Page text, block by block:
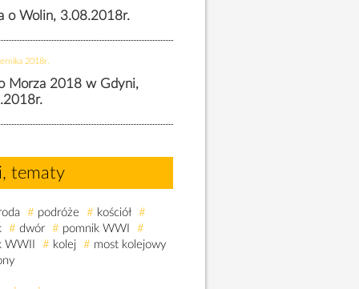
o Wolin, 3.08.2018r.
2018r.
Morza 2018 w Gdyni,
tematy
# podróże # kościół #
# dwór # pomnik WWI
#
WWII
# kolej # most kolejowy